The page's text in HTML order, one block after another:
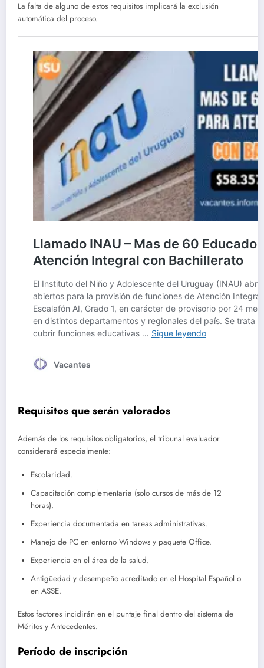
La falta de alguno de estos requisitos implicará la exclusión
automática del proceso.
Requisitos que serán valorados
Además de los requisitos obligatorios, el tribunal evaluador
considerará especialmente:
Escolaridad.
Capacitación complementaria (solo cursos de más de 12
horas).
Experiencia documentada en tareas administrativas.
Manejo de PC en entorno Windows y paquete Office.
Experiencia en el área de la salud.
Antigüedad y desempeño acreditado en el Hospital Español o
en ASSE.
Estos factores incidirán en el puntaje final dentro del sistema de
Méritos y Antecedentes.
Período de inscripción